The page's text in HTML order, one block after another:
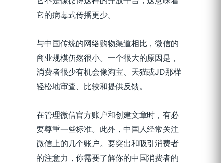
它的病毒式传播更少。
与中国传统的网络购物渠道相比，微信的
商业规模仍然很小。一个很大的原因是，
消费者很少有机会像淘宝、天猫或JD那样
轻松地审查、比较和提供反馈。
在管理微信官方账户和创建文章时，有必
要尊重一些标准。此外，中国人经常关注
微信上的几个账户。要突出和吸引消费者
的注意力，你需要了解你的中国消费者的